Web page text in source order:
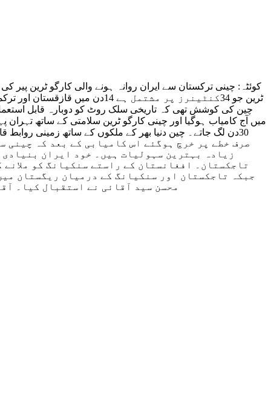
کوئٹہ: چینی ترکستان سے ایران روانہ ہونے والی کارگو ٹرین پیر
چین کی کوشش تھی کہ تاریخی سلک روٹ کو دوبارہ قابل
صرف خطے پر خرچ ہوگئے اس کامیابی کے بعد کہ چینی
زیادہ بہترین سہولیات ہیں۔ خود ایران
تاجکستان۔ افغانستان کے راستے سنکیانگ کو
جبکہ تاجکستان اور سنکیانگ کے درمیان ریگستان
محسن سید آقائی نے استقبال کیا۔